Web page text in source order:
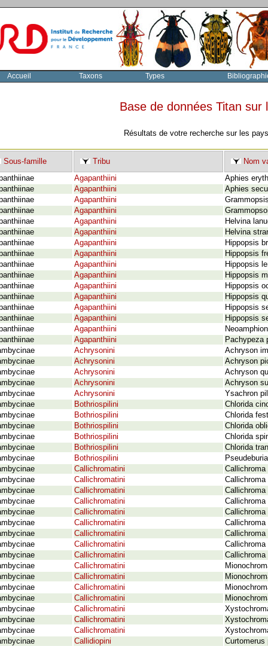
Accueil Taxons Types
Base de données Titan
Résultats de votre recherche sur les
Sous-famille Tribu
Nom
Agapanthiini
Aphies
Agapanthiini
Aphies
Agapanthiini
Agapanthiini
Agapanthiini
Helvina
Agapanthiini
Helvina
Agapanthiini
Hippopsis
Agapanthiini
Hippopsis
Agapanthiini
Hippopsis
Agapanthiini
Hippopsis
Agapanthiini
Hippopsis
Agapanthiini
Hippopsis
Agapanthiini
Hippopsis
Agapanthiini
Hippopsis
Agapanthiini
Agapanthiini
Pachypeza
Achrysonini
Achryson
Achrysonini
Achryson
Achrysonini
Achryson
Achrysonini
Achryson
Achrysonini
Ysachron
Bothriospilini
Chlorida
Bothriospilini
Chlorida
Bothriospilini
Chlorida
Bothriospilini
Chlorida
Bothriospilini
Chlorida
Bothriospilini
Callichromatini
Callichromatini
Callichroma
Callichromatini
Callichromatini
Callichromatini
Callichroma
Callichromatini
Callichromatini
Callichroma
Callichromatini
Callichromatini
Callichromatini
Callichromatini
Callichromatini
Callichromatini
Callichromatini
Callichromatini
Callichromatini
Callidiopini
Curtomerus